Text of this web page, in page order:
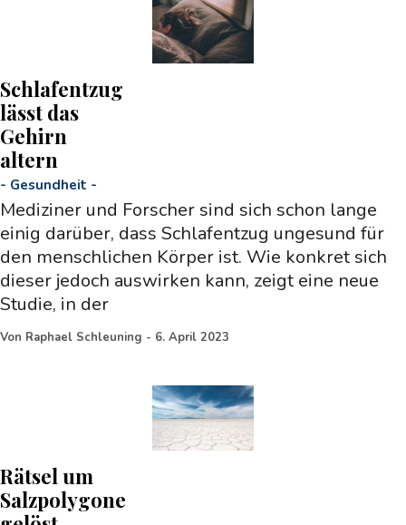
Schlafentzug
lässt das
Gehirn
altern
- Gesundheit -
Mediziner und Forscher sind sich schon lange
einig darüber, dass Schlafentzug ungesund für
den menschlichen Körper ist. Wie konkret sich
dieser jedoch auswirken kann, zeigt eine neue
Studie, in der
Von Raphael Schleuning - 6. April 2023
Rätsel um
Salzpolygone